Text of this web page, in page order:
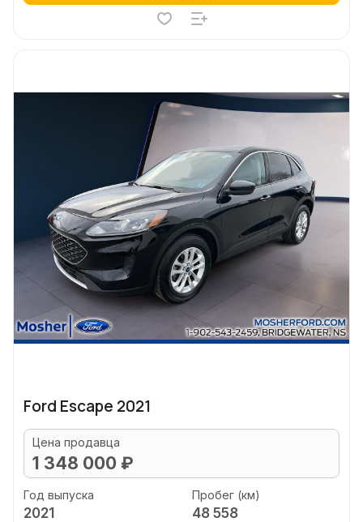
Ford Escape 2021
Цена продавца
1 348 000 ₽
Год выпуска
2021
Пробег (км)
48 558